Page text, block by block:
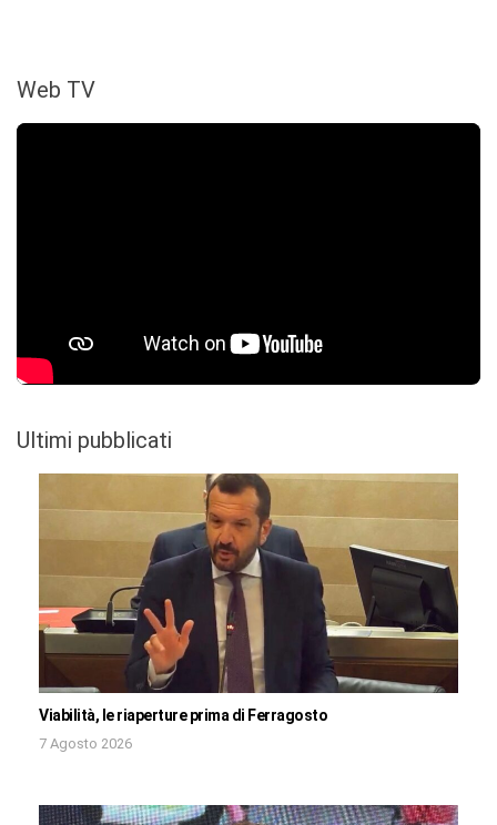
Web TV
Ultimi pubblicati
Viabilità, le riaperture prima di Ferragosto
7 Agosto 2026